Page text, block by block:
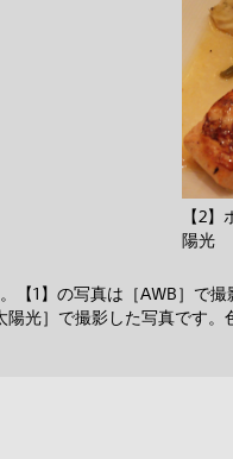
【2
陽光
【1】の写真は［AWB］で
光］で撮影した写真です